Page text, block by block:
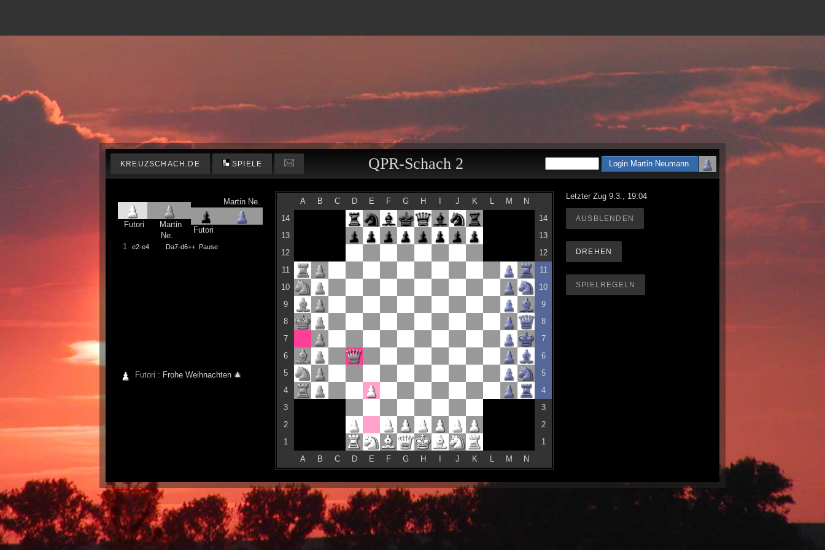
KREUZSCHACH.DE SPIELE QPR-Schach 2
Futori
Martin
Ne.
Futori
Martin Ne.
1 e2-e4 Da7-d6++ Pause
Futori : Frohe Weihnachten 🎄
A B C D E F G H J K M
N
14
14
13
13
12
12
11
11
10
10
9
9
8
8
7
7
6
6
5
5
4
4
3
3
2
2
1
1
A
B C D E F G H J K M N
Letzter Zug 9.3., 19:04
AUSBLENDEN
DREHEN
SPIELREGELN